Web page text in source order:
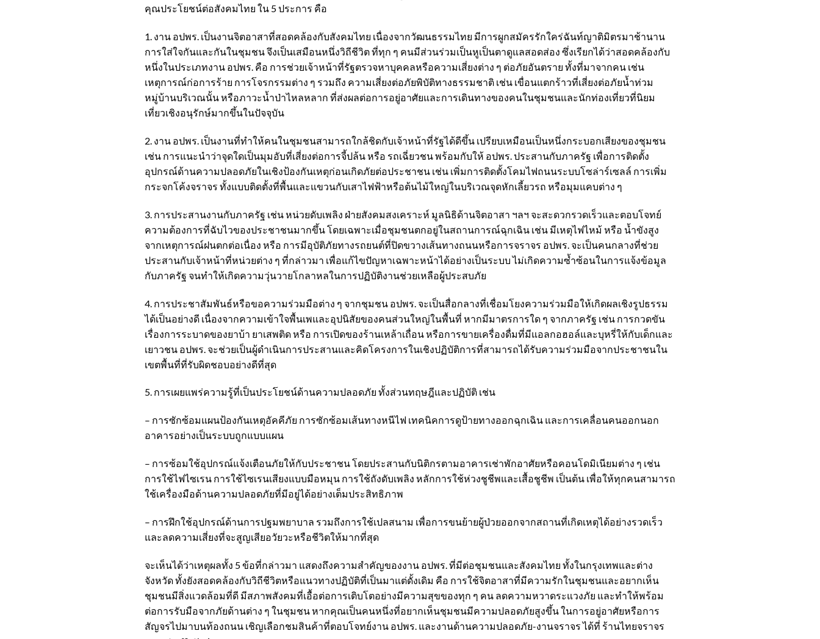
คุณประโยชน์ต่อสังคมไทย ใน 5 ประการ คือ
1. งาน อปพร. เป็นงานจิตอาสาที่สอดคล้องกับสังคมไทย เนื่องจากวัฒนธรรมไทย มีการผูกสมัครรักใคร่ฉันท์ญาติมิตรมาช้านาน
การใส่ใจกันและกันในชุมชน จึงเป็นเสมือนหนึ่งวิถีชีวิต ที่ทุก ๆ คนมีส่วนร่วมเป็นหูเป็นตาดูแลสอดส่อง ซึ่งเรียกได้ว่าสอดคล้องกับ
หนึ่งในประเภทงาน อปพร. คือ การช่วยเจ้าหน้าที่รัฐตรวจหาบุคคลหรือความเสี่ยงต่าง ๆ ต่อภัยอันตราย ทั้งที่มาจากคน เช่น
เหตุการณ์ก่อการร้าย การโจรกรรมต่าง ๆ รวมถึง ความเสี่ยงต่อภัยพิบัติทางธรรมชาติ เช่น เขื่อนแตกร้าวที่เสี่ยงต่อภัยน้ำท่วม
หมู่บ้านบริเวณนั้น หรือภาวะน้ำป่าไหลหลาก ที่ส่งผลต่อการอยู่อาศัยและการเดินทางของคนในชุมชนและนักท่องเที่ยวที่นิยม
เที่ยวเชิงอนุรักษ์มากขึ้นในปัจจุบัน
2. งาน อปพร. เป็นงานที่ทำให้คนในชุมชนสามารถใกล้ชิดกับเจ้าหน้าที่รัฐได้ดีขึ้น เปรียบเหมือนเป็นหนึ่งกระบอกเสียงของชุมชน
เช่น การแนะนำว่าจุดใดเป็นมุมอับที่เสี่ยงต่อการจี้ปล้น หรือ รถเฉี่ยวชน พร้อมกับให้ อปพร. ประสานกับภาครัฐ เพื่อการติดตั้ง
อุปกรณ์ด้านความปลอดภัยในเชิงป้องกันเหตุก่อนเกิดภัยต่อประชาชน เช่น เพิ่มการติดตั้งโคมไฟถนนระบบโซล่าร์เซลล์ การเพิ่ม
กระจกโค้งจราจร ทั้งแบบติดตั้งที่พื้นและแขวนกับเสาไฟฟ้าหรือต้นไม้ใหญ่ในบริเวณจุดหักเลี้ยวรถ หรือมุมแคบต่าง ๆ
3. การประสานงานกับภาครัฐ เช่น หน่วยดับเพลิง ฝ่ายสังคมสงเคราะห์ มูลนิธิด้านจิตอาสา ฯลฯ จะสะดวกรวดเร็วและตอบโจทย์
ความต้องการที่ฉับไวของประชาชนมากขึ้น โดยเฉพาะเมื่อชุมชนตกอยู่ในสถานการณ์ฉุกเฉิน เช่น มีเหตุไฟไหม้ หรือ น้ำขังสูง
จากเหตุการณ์ฝนตกต่อเนื่อง หรือ การมีอุบัติภัยทางรถยนต์ที่ปิดขวางเส้นทางถนนหรือการจราจร อปพร. จะเป็นคนกลางที่ช่วย
ประสานกับเจ้าหน้าที่หน่วยต่าง ๆ ที่กล่าวมา เพื่อแก้ไขปัญหาเฉพาะหน้าได้อย่างเป็นระบบ ไม่เกิดความซ้ำซ้อนในการแจ้งข้อมูล
กับภาครัฐ จนทำให้เกิดความวุ่นวายโกลาหลในการปฏิบัติงานช่วยเหลือผู้ประสบภัย
4. การประชาสัมพันธ์หรือขอความร่วมมือต่าง ๆ จากชุมชน อปพร. จะเป็นสื่อกลางที่เชื่อมโยงความร่วมมือให้เกิดผลเชิงรูปธรรม
ได้เป็นอย่างดี เนื่องจากความเข้าใจพื้นเพและอุปนิสัยของคนส่วนใหญ่ในพื้นที่ หากมีมาตรการใด ๆ จากภาครัฐ เช่น การกวดขัน
เรื่องการระบาดของยาบ้า ยาเสพติด หรือ การเปิดของร้านเหล้าเถื่อน หรือการขายเครื่องดื่มที่มีแอลกอฮอล์และบุหรี่ให้กับเด็กและ
เยาวชน อปพร. จะช่วยเป็นผู้ดำเนินการประสานและคิดโครงการในเชิงปฏิบัติการที่สามารถได้รับความร่วมมือจากประชาชนใน
เขตพื้นที่ที่รับผิดชอบอย่างดีที่สุด
5. การเผยแพร่ความรู้ที่เป็นประโยชน์ด้านความปลอดภัย ทั้งส่วนทฤษฎีและปฏิบัติ เช่น
– การซักซ้อมแผนป้องกันเหตุอัคคีภัย การซักซ้อมเส้นทางหนีไฟ เทคนิคการดูป้ายทางออกฉุกเฉิน และการเคลื่อนคนออกนอก
อาคารอย่างเป็นระบบถูกแบบแผน
– การซ้อมใช้อุปกรณ์แจ้งเตือนภัยให้กับประชาชน โดยประสานกับนิติกรตามอาคารเช่าพักอาศัยหรือคอนโดมิเนียมต่าง ๆ เช่น
การใช้ไฟไซเรน การใช้ไซเรนเสียงแบบมือหมุน การใช้ถังดับเพลิง หลักการใช้ห่วงชูชีพและเสื้อชูชีพ เป็นต้น เพื่อให้ทุกคนสามารถ
ใช้เครื่องมือด้านความปลอดภัยที่มีอยู่ได้อย่างเต็มประสิทธิภาพ
– การฝึกใช้อุปกรณ์ด้านการปฐมพยาบาล รวมถึงการใช้เปลสนาม เพื่อการขนย้ายผู้ป่วยออกจากสถานที่เกิดเหตุได้อย่างรวดเร็ว
และลดความเสี่ยงที่จะสูญเสียอวัยวะหรือชีวิตให้มากที่สุด
จะเห็นได้ว่าเหตุผลทั้ง 5 ข้อที่กล่าวมา แสดงถึงความสำคัญของงาน อปพร. ที่มีต่อชุมชนและสังคมไทย ทั้งในกรุงเทพและต่าง
จังหวัด ทั้งยังสอดคล้องกับวิถีชีวิตหรือแนวทางปฏิบัติที่เป็นมาแต่ดั้งเดิม คือ การใช้จิตอาสาที่มีความรักในชุมชนและอยากเห็น
ชุมชนมีสิ่งแวดล้อมที่ดี มีสภาพสังคมที่เอื้อต่อการเติบโตอย่างมีความสุขของทุก ๆ คน ลดความหวาดระแวงภัย และทำให้พร้อม
ต่อการรับมือจากภัยด้านต่าง ๆ ในชุมชน หากคุณเป็นคนหนึ่งที่อยากเห็นชุมชนมีความปลอดภัยสูงขึ้น ในการอยู่อาศัยหรือการ
สัญจรไปมาบนท้องถนน เชิญเลือกชมสินค้าที่ตอบโจทย์งาน อปพร. และงานด้านความปลอดภัย-งานจราจร ได้ที่ ร้านไทยจราจร